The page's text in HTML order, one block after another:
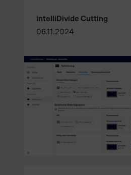
intelliDivide Cutting
06.11.2024